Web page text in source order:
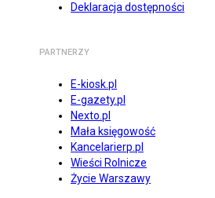
Deklaracja dostępności
PARTNERZY
E-kiosk.pl
E-gazety.pl
Nexto.pl
Mała księgowość
Kancelarierp.pl
Wieści Rolnicze
Życie Warszawy